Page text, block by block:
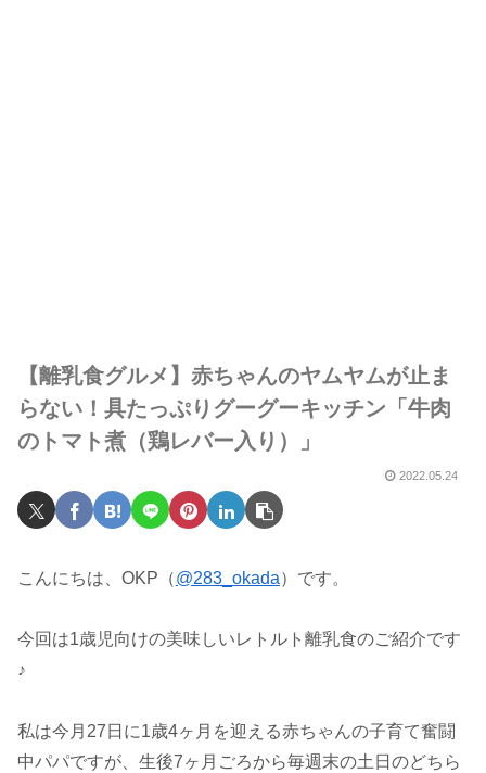
【離乳食グルメ】赤ちゃんのヤムヤムが止ま
らない！具たっぷりグーグーキッチン「牛肉
のトマト煮（鶏レバー入り）」
2022.05.24
こんにちは、OKP（@283_okada）です。
今回は1歳児向けの美味しいレトルト離乳食のご紹介です
♪
私は今月27日に1歳4ヶ月を迎える赤ちゃんの子育て奮闘
中パパですが、生後7ヶ月ごろから毎週末の土日のどちら